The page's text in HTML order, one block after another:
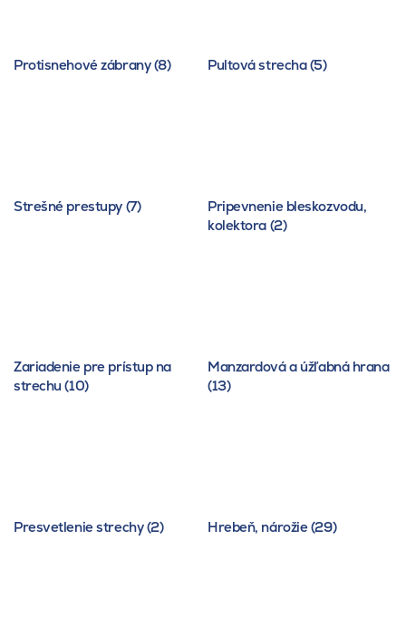
Protisnehové zábrany (8) Pultová strecha (5)
Strešné prestupy (7)
Pripevnenie bleskozvodu,
kolektora (2)
Zariadenie pre prístup na
strechu (10)
Manzardová a úžľabná hrana
(13)
Presvetlenie strechy (2) Hrebeň, nárožie (29)